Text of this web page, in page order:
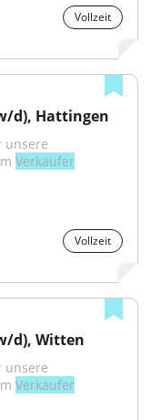
Vollzeit
d), Hattingen
unsere
Verkäufer
Vollzeit
d), Witten
unsere
Verkäufer